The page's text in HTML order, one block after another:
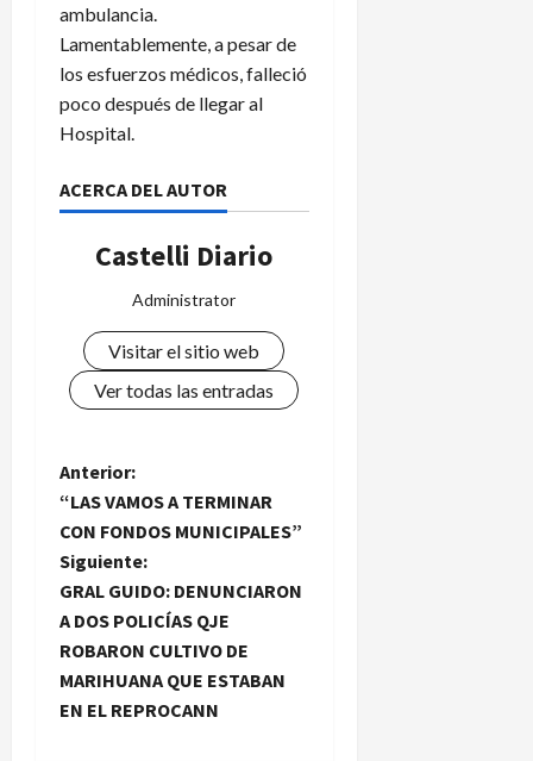
ambulancia.
Lamentablemente, a pesar de
los esfuerzos médicos, falleció
poco después de llegar al
Hospital.
ACERCA DEL AUTOR
Castelli Diario
Administrator
Visitar el sitio web
Ver todas las entradas
N
a
v
e
g
a
Anterior:
“LAS VAMOS A TERMINAR
CON FONDOS MUNICIPALES”
Siguiente:
GRAL GUIDO: DENUNCIARON
A DOS POLICÍAS QJE
ROBARON CULTIVO DE
MARIHUANA QUE ESTABAN
EN EL REPROCANN